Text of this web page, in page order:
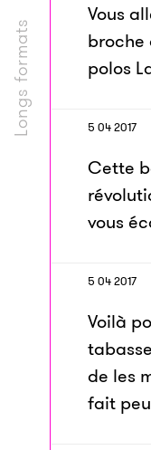
Longs formats
Vous
broche
polos
5 04 2017
Cette
vous
5 04 2017
Voilà
de les
fait